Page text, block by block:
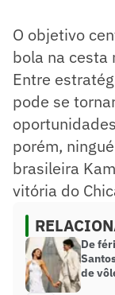
O objetivo
bola na cesta
Entre
pode se
porém,
brasileira
vitória do
De
de